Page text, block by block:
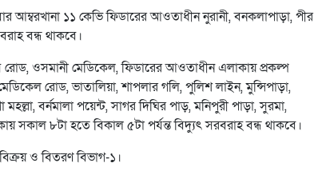
আম্বরখানা ১১ কেভি ফিডারের আওতাধীন নুরানী, বনকলাপাড়া, পীর
বন্ধ থাকবে।
ওসমানী মেডিকেল, ফিডারের আওতাধীন এলাকায় প্রকল্প
রোড, ভাতালিয়া, শাপলার গলি, পুলিশ লাইন, মুন্সিপাড়া,
বর্নমালা পয়েন্ট, সাগর দিঘির পাড়, মনিপুরী পাড়া, সুরমা,
সকাল ৮টা হতে বিকাল ৫টা পর্যন্ত বিদ্যুৎ সরবরাহ বন্ধ থাকবে।
ও বিতরণ বিভাগ-১।